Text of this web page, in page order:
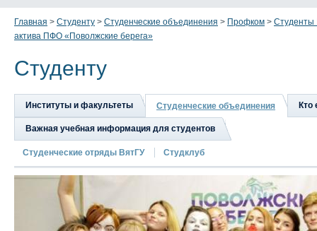
Главная > Студенту > Студенческие объединения > Профком > Студенты
актива ПФО «Поволжские берега»
Студенту
Институты и факультеты Студенческие объединения Кто
Важная учебная информация для студентов
Студенческие отряды ВятГУ Студклуб